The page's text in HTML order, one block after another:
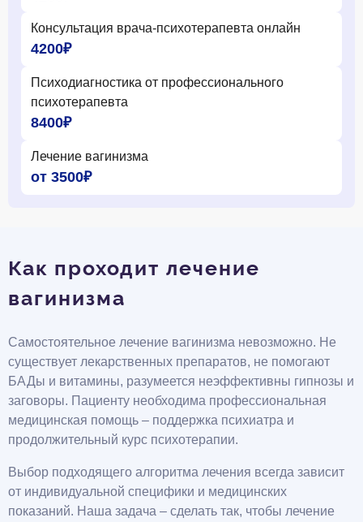
Консультация врача-психотерапевта онлайн
4200₽
Психодиагностика от профессионального
психотерапевта
8400₽
Лечение вагинизма
от 3500₽
Как проходит лечение
вагинизма
Самостоятельное лечение вагинизма невозможно. Не
существует лекарственных препаратов, не помогают
БАДы и витамины, разумеется неэффективны гипнозы и
заговоры. Пациенту необходима профессиональная
медицинская помощь – поддержка психиатра и
продолжительный курс психотерапии.
Выбор подходящего алгоритма лечения всегда зависит
от индивидуальной специфики и медицинских
показаний. Наша задача – сделать так, чтобы лечение